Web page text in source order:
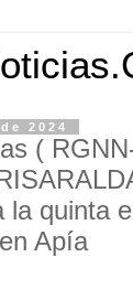
2024
(
la quinta
Apía